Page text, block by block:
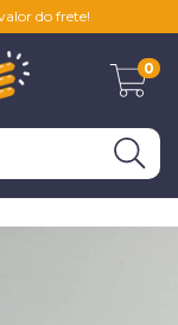
do frete!
0